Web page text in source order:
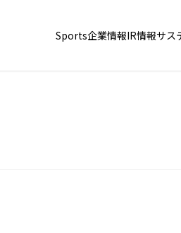
Sports企業情報IR情報サス